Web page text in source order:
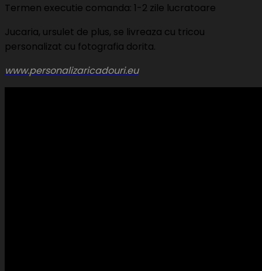
Termen executie comanda: 1-2 zile lucratoare
Jucaria, ursulet de plus, se livreaza cu tricou
personalizat cu fotografia dorita.
www.personalizaricadouri.eu